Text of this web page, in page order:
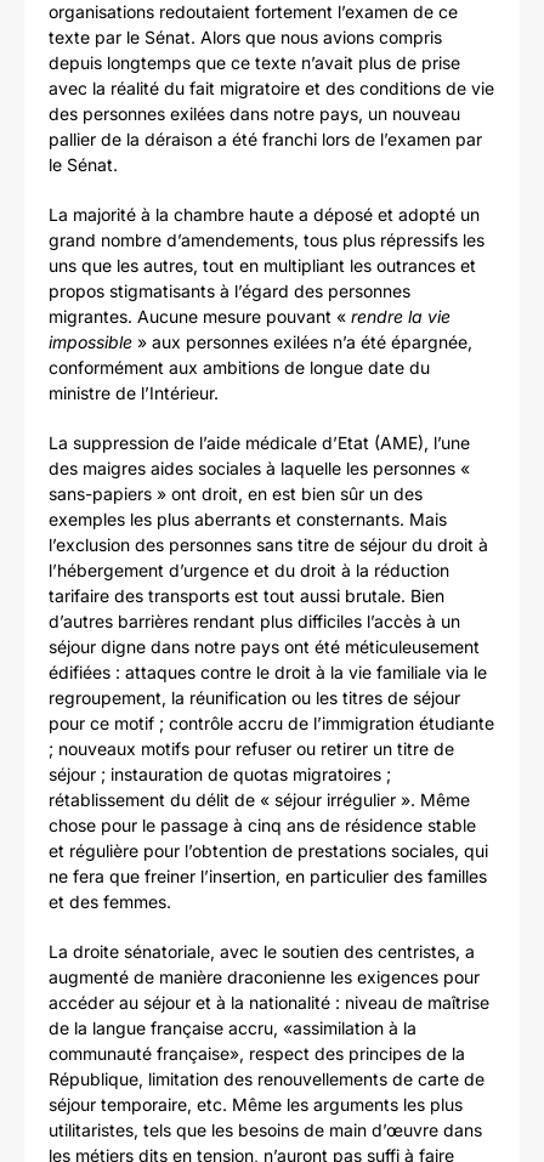
organisations redoutaient fortement l’examen de ce
texte par le Sénat. Alors que nous avions compris
depuis longtemps que ce texte n’avait plus de prise
avec la réalité du fait migratoire et des conditions de vie
des personnes exilées dans notre pays, un nouveau
pallier de la déraison a été franchi lors de l’examen par
le Sénat.
La majorité à la chambre haute a déposé et adopté un
grand nombre d’amendements, tous plus répressifs les
uns que les autres, tout en multipliant les outrances et
propos stigmatisants à l’égard des personnes
migrantes. Aucune mesure pouvant « rendre la vie
impossible » aux personnes exilées n’a été épargnée,
conformément aux ambitions de longue date du
ministre de l’Intérieur.
La suppression de l’aide médicale d’Etat (AME), l’une
des maigres aides sociales à laquelle les personnes «
sans-papiers » ont droit, en est bien sûr un des
exemples les plus aberrants et consternants. Mais
l’exclusion des personnes sans titre de séjour du droit à
l’hébergement d’urgence et du droit à la réduction
tarifaire des transports est tout aussi brutale. Bien
d’autres barrières rendant plus difficiles l’accès à un
séjour digne dans notre pays ont été méticuleusement
édifiées : attaques contre le droit à la vie familiale via le
regroupement, la réunification ou les titres de séjour
pour ce motif ; contrôle accru de l’immigration étudiante
; nouveaux motifs pour refuser ou retirer un titre de
séjour ; instauration de quotas migratoires ;
rétablissement du délit de « séjour irrégulier ». Même
chose pour le passage à cinq ans de résidence stable
et régulière pour l’obtention de prestations sociales, qui
ne fera que freiner l’insertion, en particulier des familles
et des femmes.
La droite sénatoriale, avec le soutien des centristes, a
augmenté de manière draconienne les exigences pour
accéder au séjour et à la nationalité : niveau de maîtrise
de la langue française accru, «assimilation à la
communauté française», respect des principes de la
République, limitation des renouvellements de carte de
séjour temporaire, etc. Même les arguments les plus
utilitaristes, tels que les besoins de main d’œuvre dans
les métiers dits en tension, n’auront pas suffi à faire